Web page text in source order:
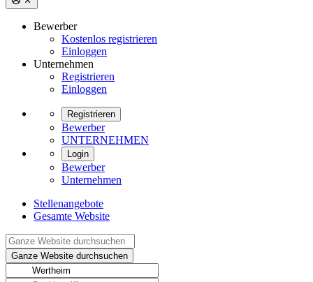
Bewerber
Kostenlos registrieren
Einloggen
Unternehmen
Registrieren
Einloggen
Registrieren
Bewerber
UNTERNEHMEN
Login
Bewerber
Unternehmen
Stellenangebote
Gesamte Website